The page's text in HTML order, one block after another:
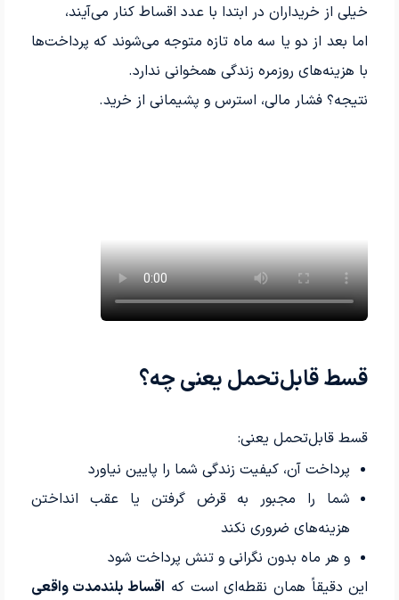
خیلی از خریداران در ابتدا با عدد اقساط کنار می‌آیند،
اما بعد از دو یا سه ماه تازه متوجه می‌شوند که پرداخت‌ها
با هزینه‌های روزمره زندگی همخوانی ندارد.
نتیجه؟ فشار مالی، استرس و پشیمانی از خرید.
قسط قابل‌تحمل یعنی چه؟
قسط قابل‌تحمل یعنی:
پرداخت آن، کیفیت زندگی شما را پایین نیاورد
شما را مجبور به قرض گرفتن یا عقب انداختن
هزینه‌های ضروری نکند
و هر ماه بدون نگرانی و تنش پرداخت شود
این دقیقاً همان نقطه‌ای است که اقساط بلندمدت واقعی